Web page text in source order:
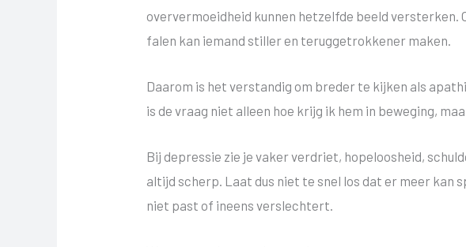
oververmoeidheid kunnen hetzelfde beeld versterken.
falen kan iemand stiller en teruggetrokkener maken.
Daarom is het verstandig om breder te kijken als
is de vraag niet alleen hoe krijg ik hem in beweging,
Bij depressie zie je vaker verdriet, hopeloosheid,
altijd scherp. Laat dus niet te snel los dat er meer kan
niet past of ineens verslechtert.